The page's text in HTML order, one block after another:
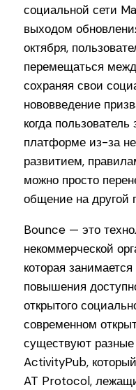
социальной сети
выходом
октября,
перемещаться
сохраняя свои
нововведение
когда
платформе из-за
развитием,
можно просто
общение на другой
Bounce — это
некоммерческой
которая
повышения
открытого
современном
существуют
ActivityPub,
AT Protocol,